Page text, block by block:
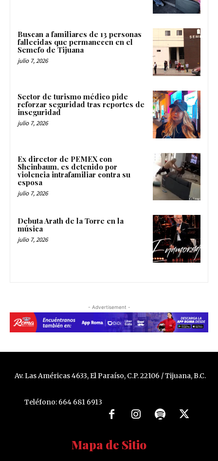
Buscan a familiares de 13 personas
fallecidas que permanecen en el
Semefo de Tijuana
julio 7, 2026
Sector de turismo médico pide
reforzar seguridad tras reportes de
inseguridad
julio 7, 2026
Ex director de PEMEX con
Sheinbaum, es detenido por
violencia intrafamiliar contra su
esposa
julio 7, 2026
Debuta Arath de la Torre en la
música
julio 7, 2026
- Advertisement -
Av. Las Américas 4633, El Paraíso, C.P. 22106 / Tijuana, B.C.
Teléfono: 664 681 6913
Mapa de Sitio